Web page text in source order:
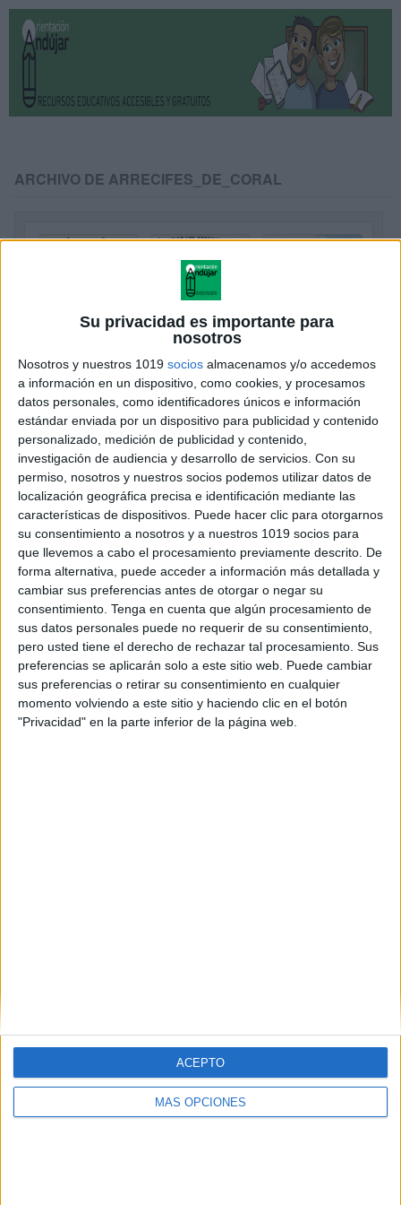
Su privacidad es importante para
nosotros
Nosotros y nuestros 1019 socios almacenamos y/o accedemos
a información en un dispositivo, como cookies, y procesamos
datos personales, como identificadores únicos e información
estándar enviada por un dispositivo para publicidad y contenido
personalizado, medición de publicidad y contenido,
investigación de audiencia y desarrollo de servicios. Con su
permiso, nosotros y nuestros socios podemos utilizar datos de
localización geográfica precisa e identificación mediante las
características de dispositivos. Puede hacer clic para otorgarnos
su consentimiento a nosotros y a nuestros 1019 socios para
que llevemos a cabo el procesamiento previamente descrito. De
forma alternativa, puede acceder a información más detallada y
cambiar sus preferencias antes de otorgar o negar su
consentimiento. Tenga en cuenta que algún procesamiento de
sus datos personales puede no requerir de su consentimiento,
pero usted tiene el derecho de rechazar tal procesamiento. Sus
preferencias se aplicarán solo a este sitio web. Puede cambiar
sus preferencias o retirar su consentimiento en cualquier
momento volviendo a este sitio y haciendo clic en el botón
"Privacidad" en la parte inferior de la página web.
MÁS OPCIONES
ACEPTO
ARCHIVO DE ARRECIFES_DE_CORAL
1 junio Día Mundial de los arrecifes
Publicado el 1 junio, 2026
Tesoros vivos del océano que debemos cuidar El Día
Mundial de los Arrecifes se celebra cada 1 de junio
para recordarnos la importancia de estos ecosistemas
únicos y frágiles. Los […]
SEGUIR LEYENDO
Buscar
SIGUE NUESTROS TABLEROS EN